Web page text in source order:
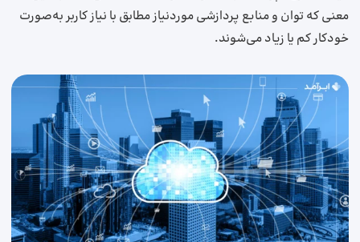
معنی که توان و منابع پردازشی موردنیاز مطابق با نیاز کاربر به‌صورت
خودکار کم‌ یا زیاد می‌شوند.